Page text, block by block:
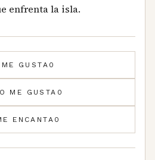
enfrenta la isla.
ME GUSTA 0
ME GUSTA 0
ENCANTA 0